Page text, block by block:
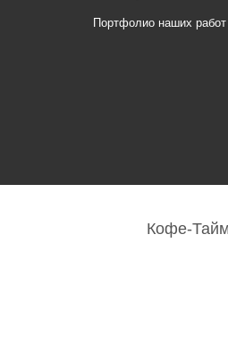
Портфолио наших работ
Кофе-